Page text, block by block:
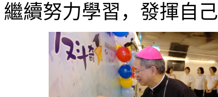
繼續努力學習，發揮自